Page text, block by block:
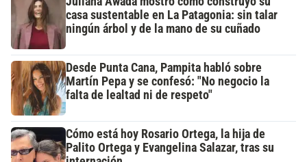
casa sustentable en La Patagonia: sin talar
ningún árbol y de la mano de su cuñado
Desde Punta Cana, Pampita habló sobre
Martín Pepa y se confesó: "No negocio la
falta de lealtad ni de respeto"
Cómo está hoy Rosario Ortega, la hija de
Palito Ortega y Evangelina Salazar, tras su